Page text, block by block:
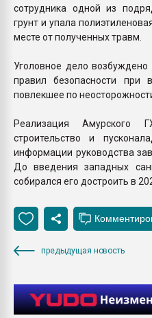
сотрудника одной из
грунт и упала
месте от полученных травм.
Уголовное дело
правил безопасности при
повлекшее по
Реализация Амурского
строительство и
информации руководства
До введения западных
собирался его достроить в
предыдущая новость